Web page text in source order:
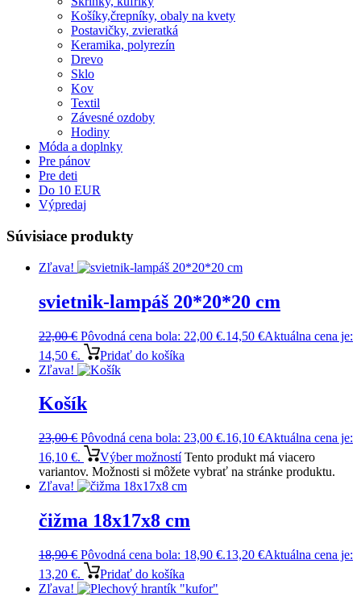
Košíky,črepníky, obaly na kvety
Postavičky, zvieratká
Keramika, polyrezín
Drevo
Sklo
Kov
Textil
Závesné ozdoby
Hodiny
Móda a doplnky
Pre pánov
Pre deti
Do 10 EUR
Výpredaj
Súvisiace produkty
Zľava!
svietnik-lampáš 20*20*20 cm
22,00€ Pôvodná cena bola: 22,00 €.14,50 €Aktuálna cena je:
14,50 €.
Pridať do košíka
Zľava!
Košík
23,00€ Pôvodná cena bola: 23,00 €.16,10 €Aktuálna cena je:
16,10 €.
Výber možností Tento produkt má viacero
variantov. Možnosti si môžete vybrať na stránke produktu.
Zľava!
čižma 18x17x8 cm
18,90€ Pôvodná cena bola: 18,90 €.13,20 €Aktuálna cena je:
13,20 €.
Pridať do košíka
Zľava!